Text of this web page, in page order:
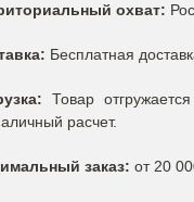
охват:
Бесплатная
Товар
расчет.
заказ: от 20